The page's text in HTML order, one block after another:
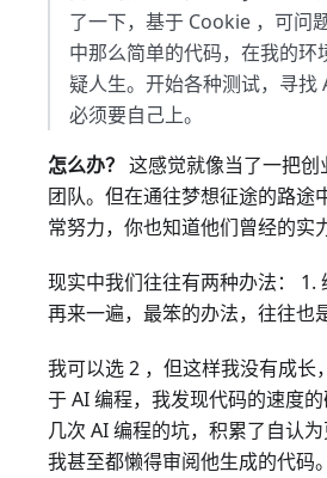
了一下，基于 Cookie ，可问
中那么简单的代码，在我的
疑人生。开始各种测试，寻找
必须要自己上。
怎么办？ 这感觉就像当了一把
团队。但在通往梦想征途的路途
常努力，你也知道他们曾经的实
现实中我们往往有两种办法： 1.
再来一遍，最笨的办法，往往也
我可以选 2 ，但这样我没有成
于 AI 编程，我发现代码的速度
几次 AI 编程的坑，积累了自认
我甚至都懒得审阅他生成的代码